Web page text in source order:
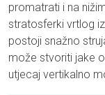
promatrati i na
stratosferki vrtlog
postoji snažno
može stvoriti jake
utjecaj vertikalno